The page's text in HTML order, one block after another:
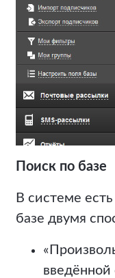
Поиск по базе
В системе
базе двумя